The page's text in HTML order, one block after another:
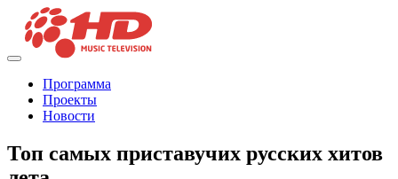
Программа
Проекты
Новости
Топ самых приставучих русских хитов